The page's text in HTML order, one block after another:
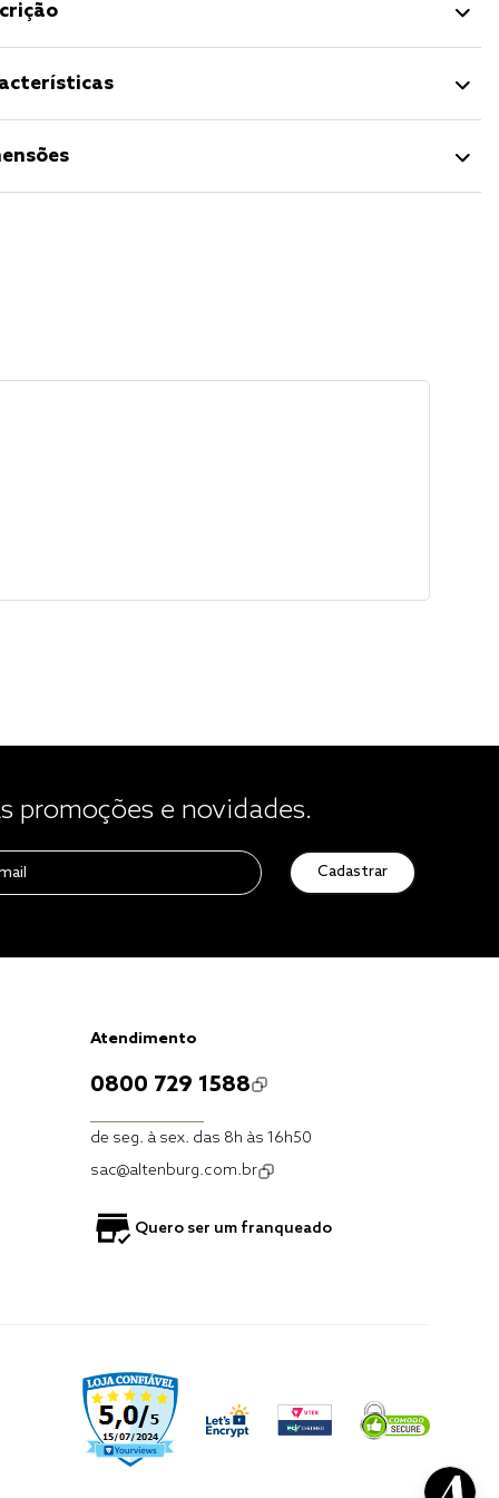
promoções e novidades.
Cadastrar
Atendimento
0800 729 1588
de seg. à sex. das 8h às 16h50
sac@altenburg.com.br
Quero ser um franqueado